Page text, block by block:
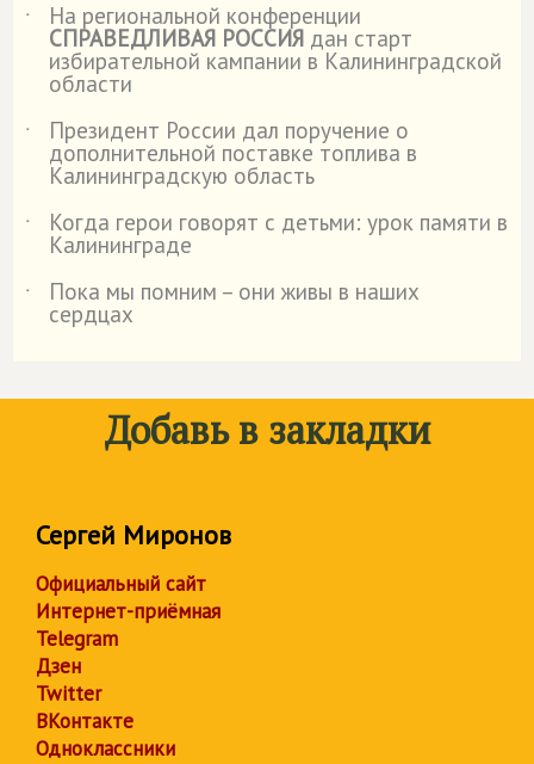
˙
На региональной конференции
СПРАВЕДЛИВАЯ РОССИЯ дан старт
избирательной кампании в Калининградской
области
˙
Президент России дал поручение о
дополнительной поставке топлива в
Калининградскую область
˙
Когда герои говорят с детьми: урок памяти в
Калининграде
˙
Пока мы помним – они живы в наших
сердцах
Добавь в закладки
Сергей Миронов
Официальный сайт
Интернет-приёмная
Telegram
Дзен
Twitter
ВКонтакте
Одноклассники